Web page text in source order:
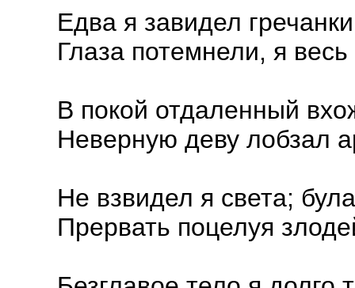
Едва я завидел
Глаза потемнели, я
В покой отдаленный
Неверную деву лобзал
Не взвидел я света;
Прервать поцелуя